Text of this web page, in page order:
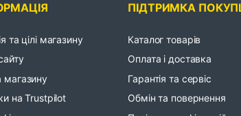
та цілі магазину
магазину
на Trustpilot
ПІДТРИМКА
Каталог товарів
Оплата і доставка
Гарантія та сервіс
Обмін та повернення